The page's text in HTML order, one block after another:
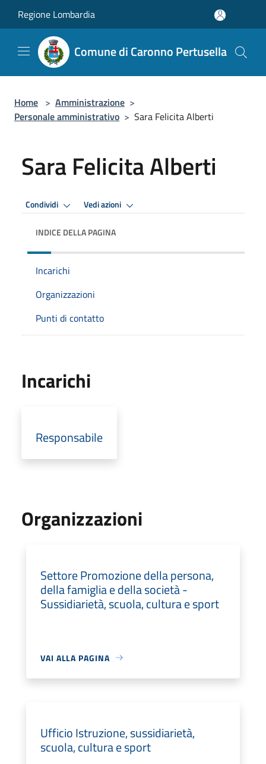
Regione Lombardia
Comune di Caronno Pertusella
Home > Amministrazione >
Personale amministrativo > Sara Felicita Alberti
Sara Felicita Alberti
Condividi Vedi azioni
INDICE DELLA PAGINA
Incarichi
Organizzazioni
Punti di contatto
Incarichi
Responsabile
Organizzazioni
Settore Promozione della persona,
della famiglia e della società -
Sussidiarietà, scuola, cultura e sport
VAI ALLA PAGINA
Ufficio Istruzione, sussidiarietà,
scuola, cultura e sport